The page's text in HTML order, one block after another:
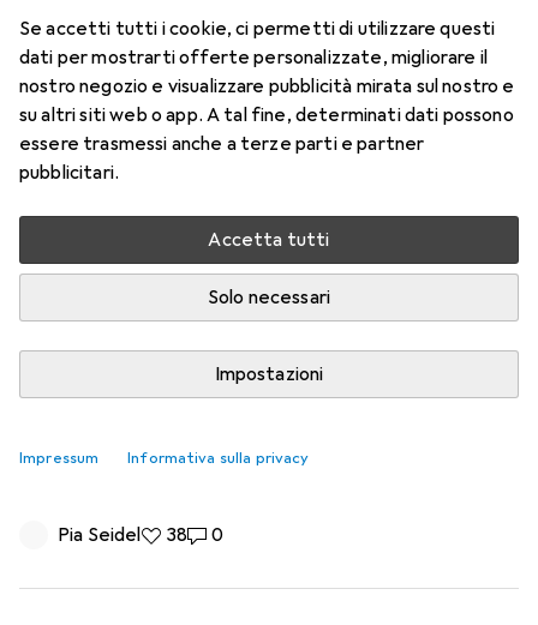
Se accetti tutti i cookie, ci permetti di utilizzare questi
dati per mostrarti offerte personalizzate, migliorare il
nostro negozio e visualizzare pubblicità mirata sul nostro e
su altri siti web o app. A tal fine, determinati dati possono
essere trasmessi anche a terze parti e partner
pubblicitari.
Accetta tutti
Solo necessari
Impostazioni
Impressum Informativa sulla privacy
Pastello, portatili, senza fili: queste
lampade da tavolo vengono portate
Pia Seidel38 like
380 commenti
0